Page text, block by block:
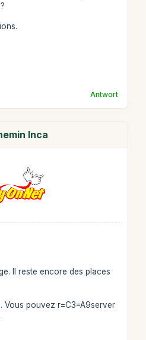
Antwort
Inca
Il reste encore des places
Vous pouvez r=C3=A9server